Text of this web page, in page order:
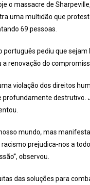
o massacre de
uma multidão que
69 pessoas.
pediu que
renovação do
violação dos direitos
profundamente
mundo, mas
prejudica-nos a
observou.
das soluções para